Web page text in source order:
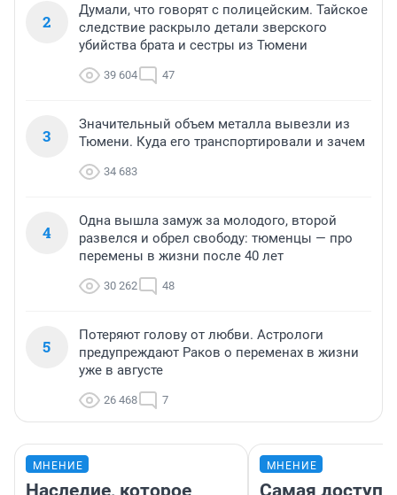
2
Думали, что говорят с полицейским. Тайское
следствие раскрыло детали зверского
убийства брата и сестры из Тюмени
39 604 47
3
Значительный объем металла вывезли из
Тюмени. Куда его транспортировали и зачем
34 683
4
Одна вышла замуж за молодого, второй
развелся и обрел свободу: тюменцы — про
перемены в жизни после 40 лет
30 262 48
5
Потеряют голову от любви. Астрологи
предупреждают Раков о переменах в жизни
уже в августе
26 468 7
МНЕНИЕ
Наследие, которое
МНЕНИЕ
Самая